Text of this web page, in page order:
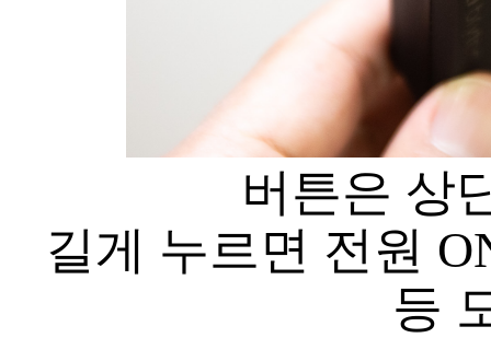
버튼은 상
길게 누르면 전원
등